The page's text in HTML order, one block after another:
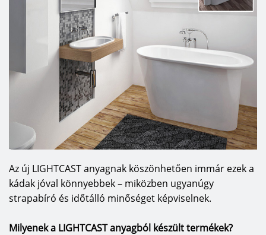
rendelkezésre kell állnia, függetlenül az igényeik
sokféleségétől. Évekig szép termékeket
készítettünk a belső formatervező stúdióban,
valamint együttműködünk a legjobb lengyel
tervezőkkel, rájöttünk, hogy ezeket a csodálatos
teremékeket mindenki számára elérhetővé kell
tennünk. Olyan szokatlan és univerzális
termékeket hozunk létre, amelyek
megkülönböztetnek minket a piaci szereplőktől.
Minden lépésünknél arról árulkodik, hogy igenis
Az új LIGHTCAST anyagnak köszönhetően immár ezek a
kádak jóval könnyebbek – miközben ugyanúgy
strapabíró és időtálló minőséget képviselnek.
Milyenek a LIGHTCAST anyagból készült termékek?